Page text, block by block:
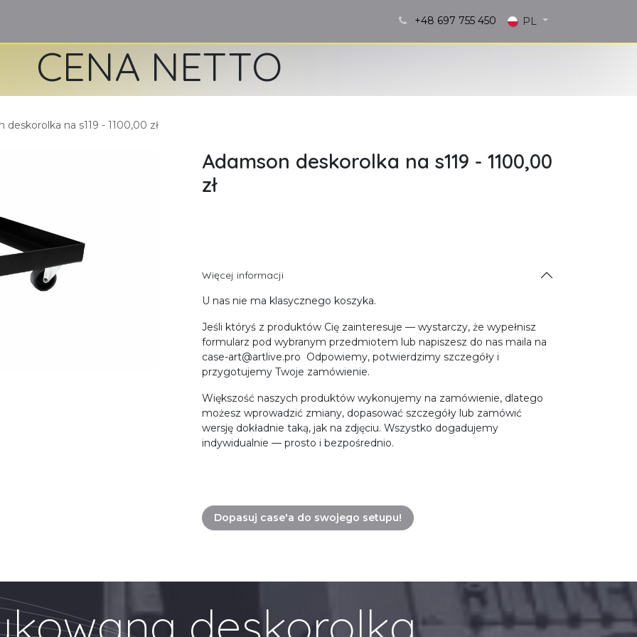
+48 697 755 450 PL
CENA NETTO
deskorolka na s119 - 1100,00 zł
Adamson deskorolka na s119 - 1100,00
zł
Więcej informacji
U nas nie ma klasycznego koszyka.
Jeśli któryś z produktów Cię zainteresuje — wystarczy, że wypełnisz
formularz pod wybranym przedmiotem lub napiszesz do nas maila na
case-art@artlive.pro Odpowiemy, potwierdzimy szczegóły i
przygotujemy Twoje zamówienie.
Większość naszych produktów wykonujemy na zamówienie, dlatego
możesz wprowadzić zmiany, dopasować szczegóły lub zamówić
wersję dokładnie taką, jak na zdjęciu. Wszystko dogadujemy
indywidualnie — prosto i bezpośrednio.
Dopasuj case'a do swojego setupu!
deskorolka